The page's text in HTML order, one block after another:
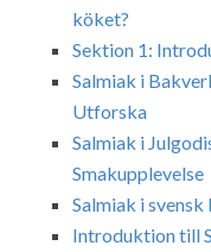
köket?
Sektion 1:
Salmiak i
Utforska
Salmiak i
Smakupplevelse
Salmiak i
Introduktion till